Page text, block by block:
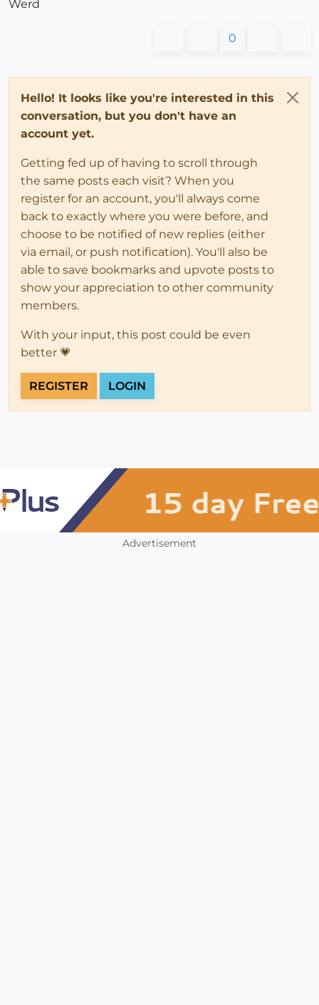
Werd
0
Hello! It looks like you're interested in this
conversation, but you don't have an
account yet.
Getting fed up of having to scroll through
the same posts each visit? When you
register for an account, you'll always come
back to exactly where you were before, and
choose to be notified of new replies (either
via email, or push notification). You'll also be
able to save bookmarks and upvote posts to
show your appreciation to other community
members.
With your input, this post could be even
better 💗
REGISTER LOGIN
Advertisement